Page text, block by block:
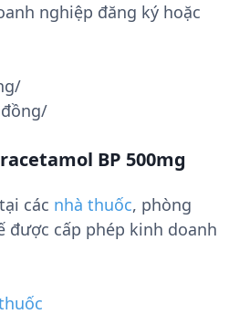
nghiệp đăng ký hoặc
đồng/
BP 500mg
các nhà thuốc, phòng
được cấp phép kinh doanh